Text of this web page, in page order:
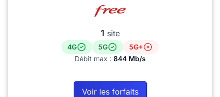
1 site
4G 5G
5G+
Débit max : 844 Mb/s
Voir les forfaits